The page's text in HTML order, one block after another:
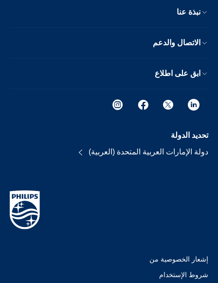
نبذة عنا
الاتصال والدعم
ابق على اطلاع
تحديد الدولة
دولة الإمارات العربية المتحدة (العربية)
إشعار الخصوصية من
شروط الإستخدام